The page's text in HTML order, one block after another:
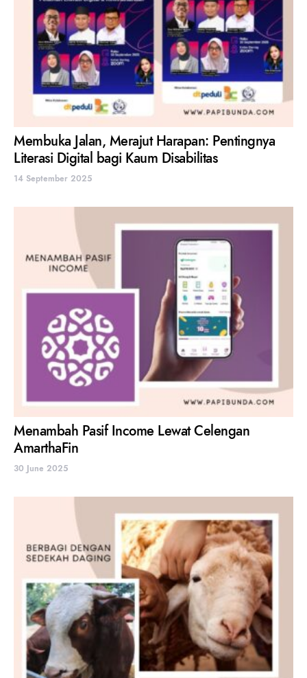
Membuka Jalan, Merajut Harapan: Pentingnya
Literasi Digital bagi Kaum Disabilitas
14 September 2025
Menambah Pasif Income Lewat Celengan
AmarthaFin
30 June 2025